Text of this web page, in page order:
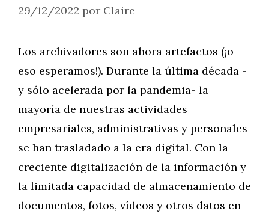
29/12/2022 por Claire
Los archivadores son ahora artefactos (¡o
eso esperamos!). Durante la última década -
y sólo acelerada por la pandemia- la
mayoría de nuestras actividades
empresariales, administrativas y personales
se han trasladado a la era digital. Con la
creciente digitalización de la información y
la limitada capacidad de almacenamiento de
documentos, fotos, vídeos y otros datos en